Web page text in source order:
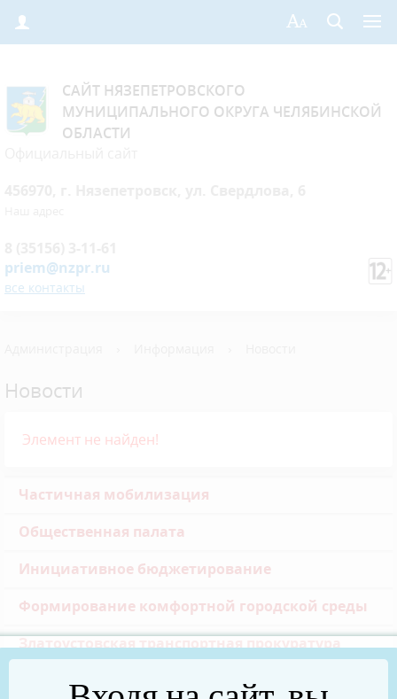
САЙТ НЯЗЕПЕТРОВСКОГО
МУНИЦИПАЛЬНОГО ОКРУГА ЧЕЛЯБИНСКОЙ
ОБЛАСТИ
priem@nzpr.ru
все контакты
Новости
Элемент не найден!
Частичная мобилизация
Общественная палата
Инициативное бюджетирование
Формирование комфортной городской среды
Златоустовская транспортная прокуратура
Реальные дела (архив)